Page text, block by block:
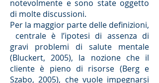
notevolmente e sono state oggetto
di molte discussioni.
Per la maggior parte delle definizioni,
centrale è l’ipotesi di assenza di
gravi problemi di salute mentale
(Bluckert, 2005), la nozione che il
cliente è pieno di risorse (Berg e
Szabo, 2005), che vuole impegnarsi